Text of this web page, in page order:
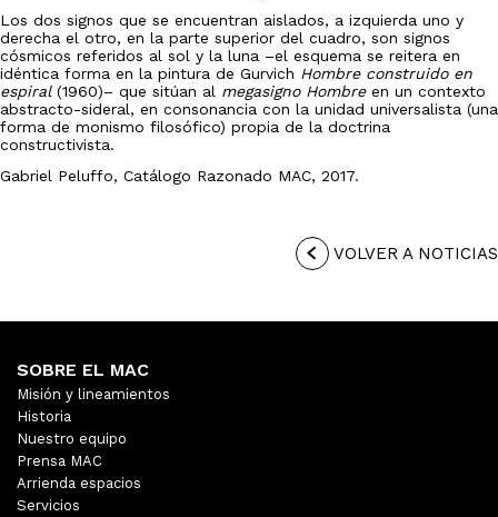
Los dos signos que se encuentran aislados, a izquierda uno y
derecha el otro, en la parte superior del cuadro, son signos
cósmicos referidos al sol y la luna –el esquema se reitera en
idéntica forma en la pintura de Gurvich Hombre construido en
espiral(1960)– que sitúan al megasigno Hombreen un contexto
abstracto-sideral, en consonancia con la unidad universalista (una
forma de monismo filosófico) propia de la doctrina
constructivista.
Gabriel Peluffo, Catálogo Razonado MAC, 2017.
VOLVER A NOTICIAS
SOBRE EL MAC
Misión y lineamientos
Historia
Nuestro equipo
Prensa MAC
Arrienda espacios
Servicios